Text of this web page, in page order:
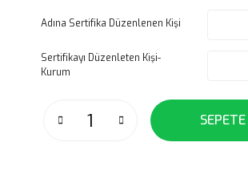
Adına Sertifika Düzenlenen Kişi
Sertifikayı Düzenleten Kişi-
Kurum